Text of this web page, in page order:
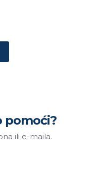
pomoći?
ili e-maila.